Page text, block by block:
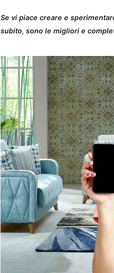
Se vi piace creare e
subito, sono le migliori e